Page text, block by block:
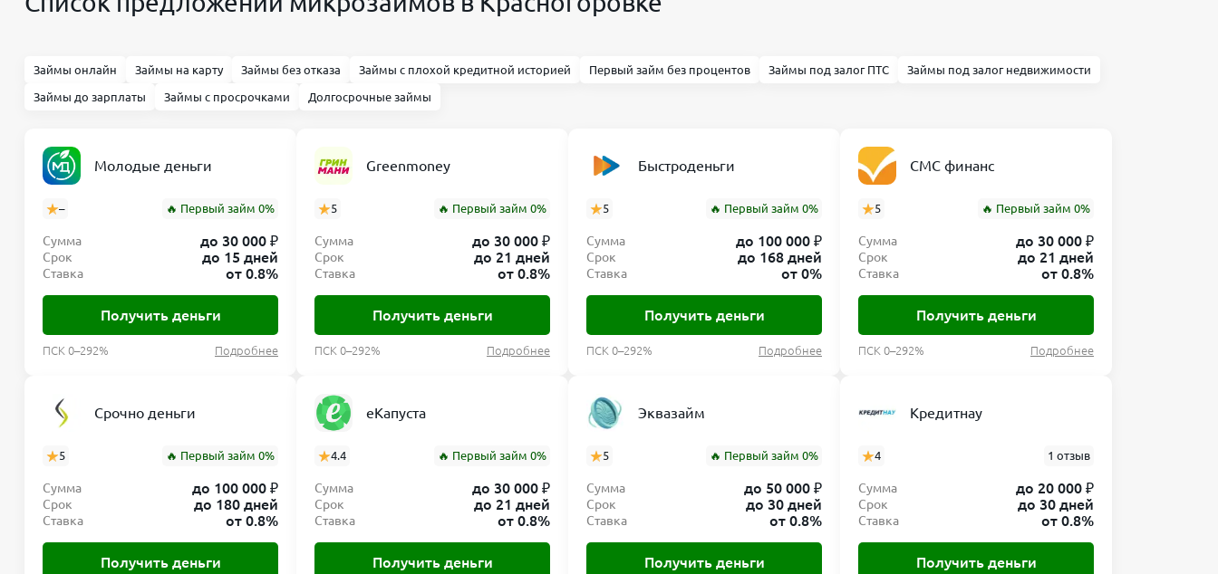
Займы онлайн Займы на карту Займы без отказа Займы с плохой кредитной историей Первый займ без процентов Займы под залог ПТС Займы под залог недвижимости
Займы до зарплаты Займы с просрочками Долгосрочные займы
Молодые деньги
– 🔥 Первый займ 0%
Сумма до 30 000 ₽
Срок до 15 дней
Ставка от 0.8%
Получить деньги
ПСК 0–292% Подробнее
Greenmoney
5 🔥 Первый займ 0%
Сумма до 30 000 ₽
Срок до 21 дней
Ставка от 0.8%
Получить деньги
ПСК 0–292% Подробнее
Быстроденьги
5 🔥 Первый займ 0%
Сумма до 100 000 ₽
Срок до 168 дней
Ставка от 0%
Получить деньги
ПСК 0–292% Подробнее
СМС финанс
5 🔥 Первый займ 0%
Сумма до 30 000 ₽
Срок до 21 дней
Ставка от 0.8%
Получить деньги
ПСК 0–292% Подробнее
Срочно деньги
5 🔥 Первый займ 0%
Сумма до 100 000 ₽
Срок до 180 дней
Ставка от 0.8%
Получить деньги
еКапуста
4.4 🔥 Первый займ 0%
Сумма до 30 000 ₽
Срок до 21 дней
Ставка от 0.8%
Получить деньги
Эквазайм
5 🔥 Первый займ 0%
Сумма до 50 000 ₽
Срок до 30 дней
Ставка от 0.8%
Получить деньги
Кредитнау
4 1 отзыв
Сумма до 20 000 ₽
Срок до 30 дней
Ставка от 0.8%
Получить деньги